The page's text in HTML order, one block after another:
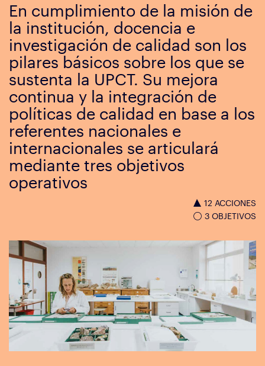
En cumplimiento de la misión de
la institución, docencia e
investigación de calidad son los
pilares básicos sobre los que se
sustenta la UPCT. Su mejora
continua y la integración de
políticas de calidad en base a los
referentes nacionales e
internacionales se articulará
mediante tres objetivos
operativos
12 ACCIONES
3 OBJETIVOS